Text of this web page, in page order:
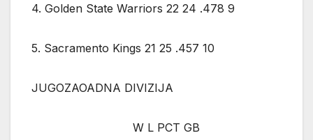
4. Golden State Warriors 22 24 .478 9
5. Sacramento Kings 21 25 .457 10
JUGOZAOADNA DIVIZIJA
W L PCT GB